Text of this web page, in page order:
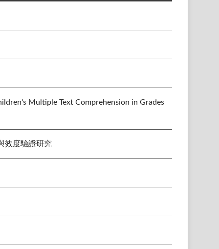
Multiple Text Comprehension in Grades
效度驗證研究